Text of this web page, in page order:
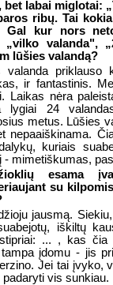
bet labai miglotai:
ribų. Tai
Gal kur nors
„vilko valanda",
lūšies valandą?
valanda priklauso
ir fantastinis.
Laikas nėra
lygiai 24
metus. Lūšies
nepaaiškinama.
kuriais
- mimetiškumas,
esama
su
jausmą.
iškiltų
stipriai: ... , kas
įdomu - jis
Jei tai įvyko,
padaryti vis sunkiau.